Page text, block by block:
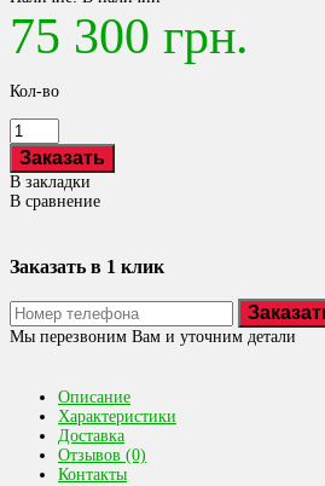
75 300 грн.
Кол-во
В закладки
В сравнение
Заказать в 1 клик
Мы перезвоним Вам и уточним детали
Описание
Характеристики
Доставка
Отзывов (0)
Контакты